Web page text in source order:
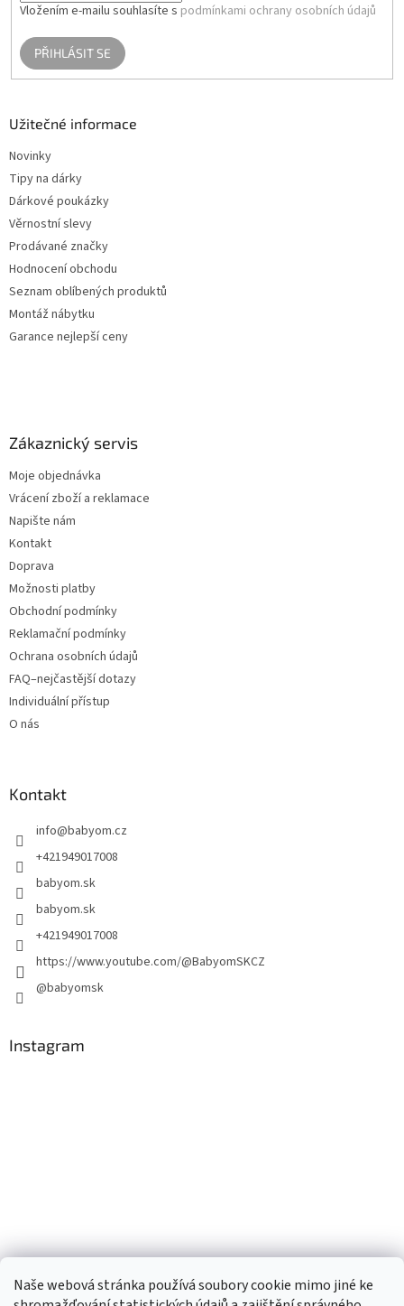
Naše webová stránka používá soubory cookie mimo jiné ke
Vložením e-mailu souhlasíte s podmínkami ochrany osobních údajů
PŘIHLÁSIT SE
Užitečné informace
Novinky
Tipy na dárky
Dárkové poukázky
Věrnostní slevy
Prodávané značky
Hodnocení obchodu
Seznam oblíbených produktů
Montáž nábytku
Garance nejlepší ceny
Zákaznický servis
Moje objednávka
Vrácení zboží a reklamace
Napište nám
Kontakt
Doprava
Možnosti platby
Obchodní podmínky
Reklamační podmínky
Ochrana osobních údajů
FAQ–nejčastější dotazy
Individuální přístup
O nás
Kontakt
info@babyom.cz
+421949017008
babyom.sk
babyom.sk
+421949017008
https://www.youtube.com/@BabyomSKCZ
@babyomsk
Instagram